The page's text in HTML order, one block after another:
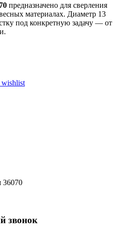
предназначено для сверления
материалах. Диаметр 13
под конкретную задачу — от
wishlist
36070
звонок